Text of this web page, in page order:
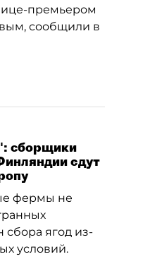
премьером
сообщили в
сборщики
едут
фермы не
сбора ягод из-
условий.